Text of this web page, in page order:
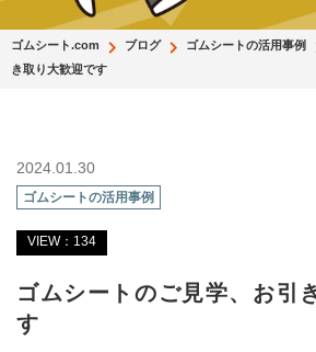
ゴムシート.com ブログ ゴムシートの活用事例
き取り大歓迎です
2024.01.30
ゴムシートの活用事例
VIEW：134
ゴムシートのご見学、お引
す